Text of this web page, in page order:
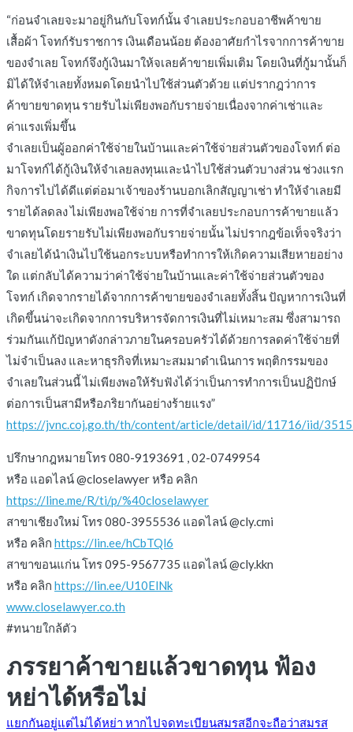
“ก่อนจำเลยจะมาอยู่กินกับโจทก์นั้น จำเลยประกอบอาชีพค้าขาย
เสื้อผ้า โจทก์รับราชการ เงินเดือนน้อย ต้องอาศัยกำไรจากการค้าขาย
ของจำเลย โจทก์จึงกู้เงินมาให้จเลยค้าขายเพิ่มเติม โดยเงินที่กู้มานั้นก็
มิได้ให้จำเลยทั้งหมดโดยนำไปใช้ส่วนตัวด้วย แต่ปรากฎว่าการ
ค้าขายขาดทุน รายรับไม่เพียงพอกับรายจ่ายเนื่องจากค่าเช่าและ
ค่าแรงเพิ่มขึ้น
จำเลยเป็นผู้ออกค่าใช้จ่ายในบ้านและค่าใช้จ่ายส่วนตัวของโจทก์ ต่อ
มาโจทก์ได้กู้เงินให้จำเลยลงทุนและนำไปใช้ส่วนตัวบางส่วน ช่วงแรก
กิจการไปได้ดีแต่ต่อมาเจ้าของร้านบอกเลิกสัญญาเช่า ทำให้จำเลยมี
รายได้ลดลง ไม่เพียงพอใช้จ่าย การที่จำเลยประกอบการค้าขายแล้ว
ขาดทุนโดยรายรับไม่เพียงพอกับรายจ่ายนั้น ไม่ปรากฎข้อเท็จจริงว่า
จำเลยได้นำเงินไปใช้นอกระบบหรือทำการให้เกิดความเสียหายอย่าง
ใด แต่กลับได้ความว่าค่าใช้จ่ายในบ้านและค่าใช้จ่ายส่วนตัวของ
โจทก์ เกิดจากรายได้จากการค้าขายของจำเลยทั้งสิ้น ปัญหาการเงินที่
เกิดขึ้นน่าจะเกิดจากการบริหารจัดการเงินที่ไม่เหมาะสม ซึ่งสามารถ
ร่วมกันแก้ปัญหาดังกล่าวภายในครอบครัวได้ด้วยการลดค่าใช้จ่ายที่
ไม่จำเป็นลง และหาธุรกิจที่เหมาะสมมาดำเนินการ พฤติกรรมของ
จำเลยในส่วนนี้ ไม่เพียงพอให้รับฟังได้ว่าเป็นการทำการเป็นปฏิปักษ์
ต่อการเป็นสามีหรือภริยากันอย่างร้ายแรง”
https://jvnc.coj.go.th/th/content/article/detail/id/11716/iid/
ปรึกษากฎหมายโทร 080-9193691 , 02-0749954
หรือ แอดไลน์ @closelawyer หรือ คลิก
https://line.me/R/ti/p/%40closelawyer
สาขาเชียงใหม่ โทร 080-3955536 แอดไลน์ @cly.cmi
หรือ คลิก https://lin.ee/hCbTQl6
สาขาขอนแก่น โทร 095-9567735 แอดไลน์ @cly.kkn
หรือ คลิก https://lin.ee/U10ElNk
www.closelawyer.co.th
#ทนายใกล้ตัว
ภรรยาค้าขายแล้วขาดทุน ฟ้อง
หย่าได้หรือไม่
แยกกันอยู่แต่ไม่ได้หย่า หากไปจดทะเบียนสมรสอีกจะถือว่าสมรส